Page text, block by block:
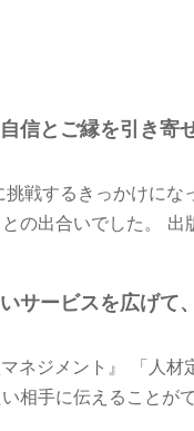
信とご縁を引き寄
戦するきっかけにな
の出合いでした。 出
サービスを広げて
ジメント』 「人材
相手に伝えることが